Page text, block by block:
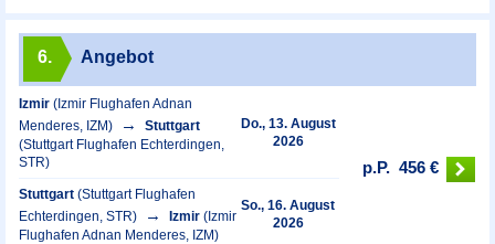
6. Angebot
Izmir (Izmir Flughafen Adnan
Menderes, IZM)
Stuttgart
(Stuttgart Flughafen Echterdingen,
STR)
Do., 13. August
2026
Stuttgart (Stuttgart Flughafen
Echterdingen, STR)
Izmir (Izmir
Flughafen Adnan Menderes, IZM)
So., 16. August
2026
p.P. 456 €